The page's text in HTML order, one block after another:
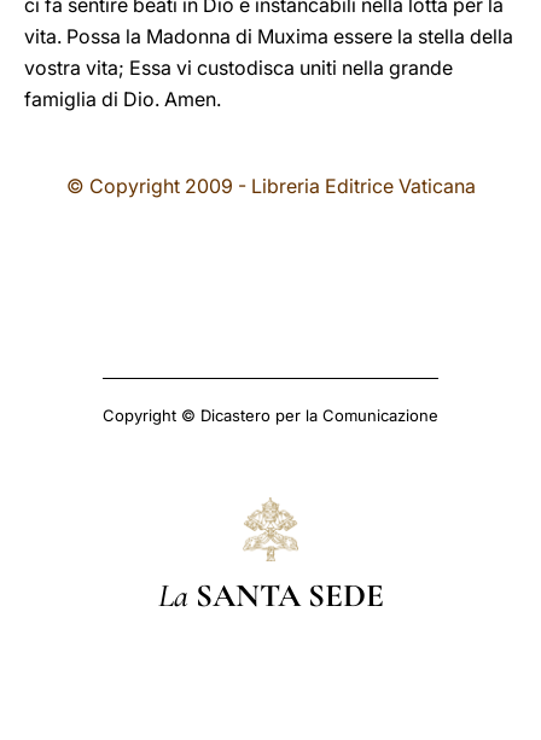
ci fa sentire beati in Dio e instancabili nella lotta per la
vita. Possa la Madonna di Muxima essere la stella della
vostra vita; Essa vi custodisca uniti nella grande
famiglia di Dio. Amen.
© Copyright 2009 - Libreria Editrice Vaticana
Copyright © Dicastero per la Comunicazione
La SANTA SEDE